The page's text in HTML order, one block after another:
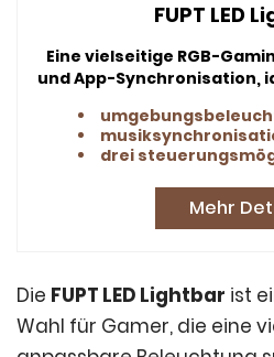
FUPT LED
Eine vielseitige RGB-
und App-Synchronisation,
umgebungsbeleuchtungsleisten
drei steuerungsmöglichkeiten:
Mehr
Die FUPT LED Lightbar ist
Wahl für Gamer, die eine